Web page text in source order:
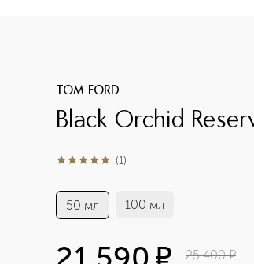
TOM FORD
Black Orchid
5из 51 (1)
50 мл 100 мл
25 400 ¤